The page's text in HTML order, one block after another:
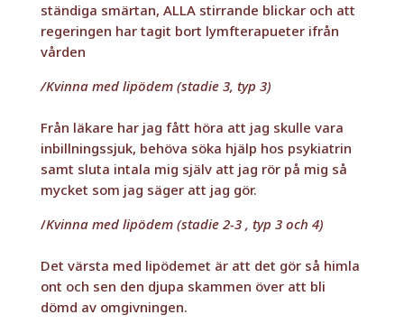
ständiga smärtan, ALLA stirrande blickar och att
regeringen har tagit bort lymfterapueter ifrån
vården
/Kvinna med lipödem (stadie 3, typ 3)
Från läkare har jag fått höra att jag skulle vara
inbillningssjuk, behöva söka hjälp hos psykiatrin
samt sluta intala mig själv att jag rör på mig så
mycket som jag säger att jag gör.
/Kvinna med lipödem (stadie 2-3 , typ 3 och 4)
Det värsta med lipödemet är att det gör så himla
ont och sen den djupa skammen över att bli
dömd av omgivningen.